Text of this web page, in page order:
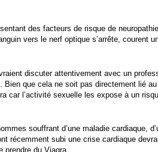
des facteurs de risque de
vers le nerf optique s’arrête, courent
discuter attentivement avec un
Bien que cela ne soit pas directement lié
car l’activité sexuelle les expose à un
souffrant d’une maladie cardiaque,
récemment subi une crise cardiaque
prendre du Viagra.